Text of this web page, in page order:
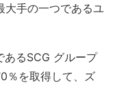
大手の一つであるユ
あるSCG グループ
％を取得して、ズ